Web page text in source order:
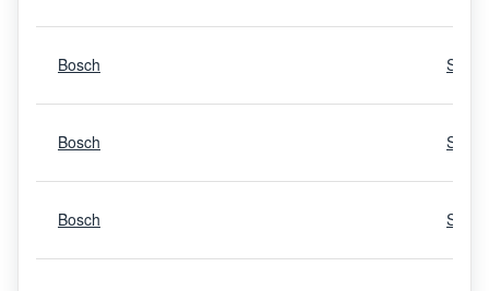
Bosch
Bosch
Bosch